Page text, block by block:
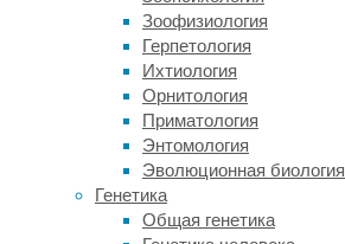
Зоофизиология
Герпетология
Ихтиология
Орнитология
Приматология
Энтомология
Эволюционная биология
Генетика
Общая генетика
на
острове
проживали
несколько
кланов
мелких
сообществ,
которые
сохраняли